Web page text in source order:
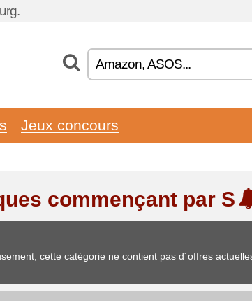
Jeux concours
commençant par S
cette catégorie ne contient pas d´offres